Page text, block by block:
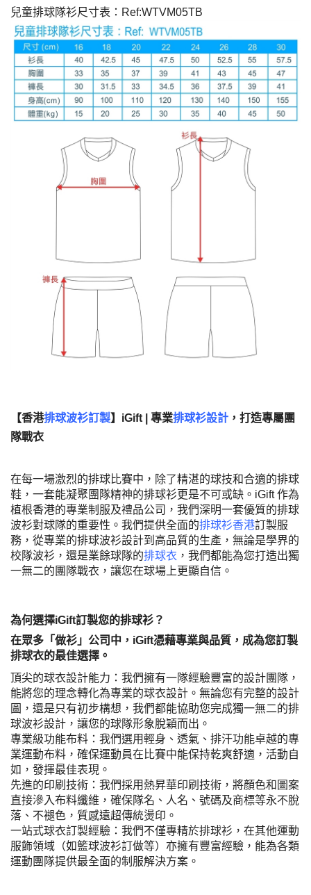
兒童排球隊衫尺寸表：Ref:WTVM05TB
【香港排球波衫訂製】iGift | 專業排球衫設計 ，打造專屬團
隊戰衣
在每一場激烈的排球比賽中，除了精湛的球技和合適的排球
鞋，一套能凝聚團隊精神的排球衫更是不可或缺。iGift 作為
植根香港的專業制服及禮品公司，我們深明一套優質的排球
波衫對球隊的重要性。我們提供全面的排球衫香港訂製服
務，從專業的排球波衫設計到高品質的生產，無論是學界的
校隊波衫，還是業餘球隊的排球衣 ，我們都能為您打造出獨
一無二的團隊戰衣，讓您在球場上更顯自信。
為何選擇iGift訂製您的排球衫？
在眾多「做衫」公司中，iGift憑藉專業與品質，成為您訂製
排球衣的最佳選擇。
頂尖的球衣設計能力：我們擁有一隊經驗豐富的設計團隊，
能將您的理念轉化為專業的球衣設計。無論您有完整的設計
圖，還是只有初步構想，我們都能協助您完成獨一無二的排
球波衫設計，讓您的球隊形象脫穎而出。
專業級功能布料：我們選用輕身、透氣、排汗功能卓越的專
業運動布料，確保運動員在比賽中能保持乾爽舒適，活動自
如，發揮最佳表現。
先進的印刷技術：我們採用熱昇華印刷技術，將顏色和圖案
直接滲入布料纖維，確保隊名、人名、號碼及商標等永不脫
落、不褪色，質感遠超傳統燙印。
一站式球衣訂製經驗：我們不僅專精於排球衫，在其他運動
服飾領域（如籃球波衫訂做等）亦擁有豐富經驗，能為各類
運動團隊提供最全面的制服解決方案。